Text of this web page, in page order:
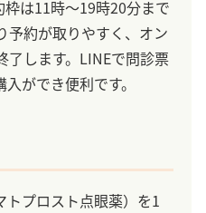
は11時～19時20分まで
予約が取りやすく、オン
了します。LINEで問診票
ができ便利です。
プロスト点眼薬）を1